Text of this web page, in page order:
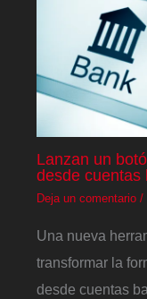
Lanzan un
desde cuentas
Deja un comentario /
Una nueva
transformar la
desde cuentas